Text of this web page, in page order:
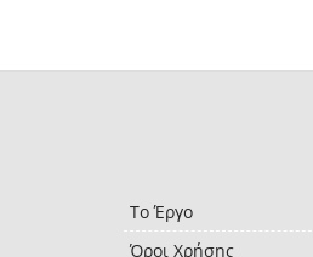
Το Έργο
Όροι Χρήσης